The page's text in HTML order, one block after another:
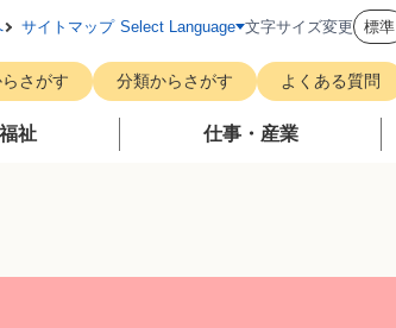
て本文へ
サイトマップ Select Language 文字サイズ変更 標準
さがす 分類からさがす よくある質問
祉 仕事・産業